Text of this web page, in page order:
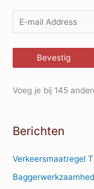
-
m
a
d
r
e
Bevestig
Voeg je bij 145
Berichten
Verkeersmaatregel